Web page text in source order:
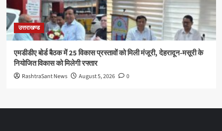
उत्तराखण्ड
एमडीडीए बोर्ड बैठक में 25 विकास प्रस्तावों को मिली मंजूरी, देहरादून-मसूरी के
नियोजित विकास को मिलेगी रफ्तार
RashtraSant News August 5, 2026 0